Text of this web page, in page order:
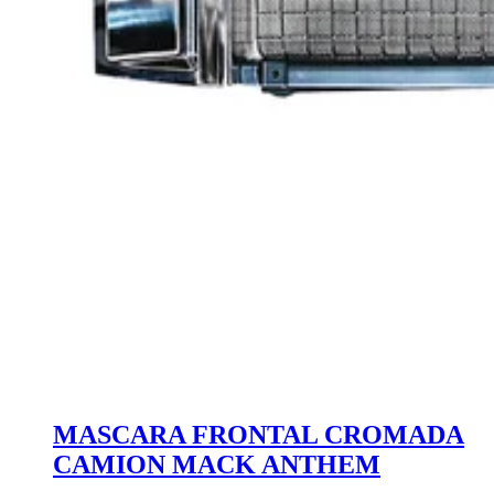
MASCARA FRONTAL CROMADA
CAMION MACK ANTHEM